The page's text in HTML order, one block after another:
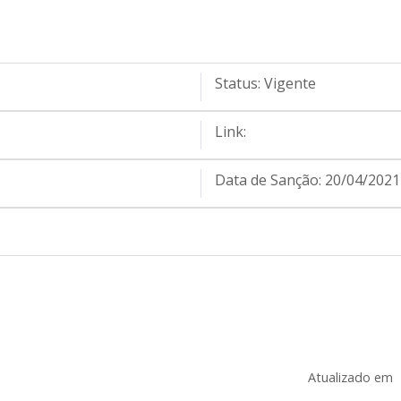
Status: Vigente
Link:
Data de Sanção: 20/04/2021
Atualizado em